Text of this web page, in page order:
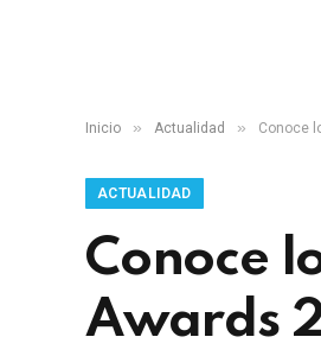
Inicio » Actualidad » Conoce
ACTUALIDAD
Conoce
Awards